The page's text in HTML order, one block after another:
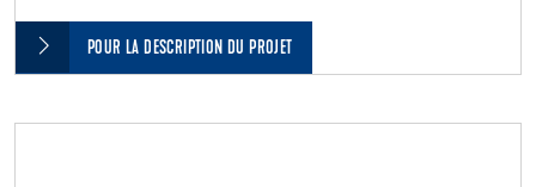
POUR LA DESCRIPTION DU PROJET